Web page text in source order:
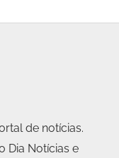
de notícias.
Dia Notícias e